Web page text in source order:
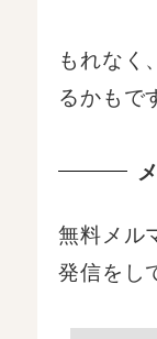
もれなく
るかもで
無料メル
発信をし